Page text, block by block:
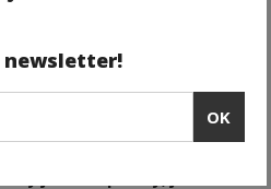
Rasm Almashan
Kuba Więcek
Masecki Trio
newsletter!
OK